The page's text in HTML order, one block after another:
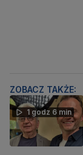
ZOBACZ TAKŻE:
1 godz 6 min